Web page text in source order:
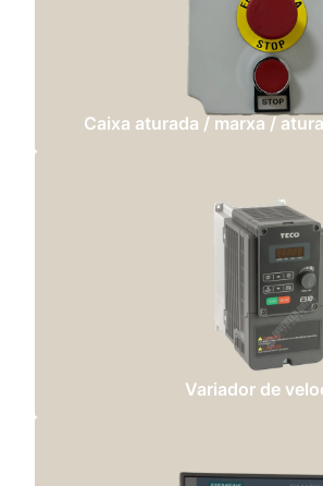
Caixa aturada / marxa /
Variador de